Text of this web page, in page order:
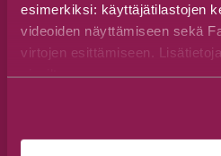
esimerkiksi: käyttäjätilastojen
videoiden näyttämiseen sekä
virtojen esittämiseen.
sivuiltamme.
Saavutettavuusseloste